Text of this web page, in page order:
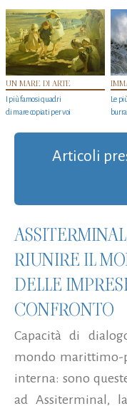
UN MARE DI ARTE
I più famosi quadri
di mare copiati per voi
Le
Articoli
RIUNIRE IL
DELLE
CONFRONTO
Capacità di
mondo marittimo-
interna: sono
ad Assiterminal,